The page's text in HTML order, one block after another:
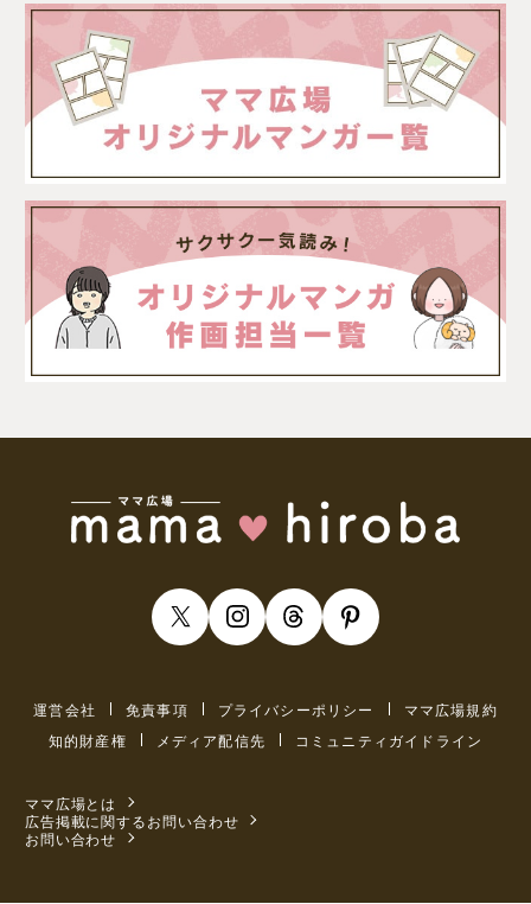
運営会社 免責事項 プライバシーポリシー
ママ広場規約
知的財産権
メディア配信先 コミュニティガイドライン
ママ広場とは
広告掲載に関するお問い合わせ
お問い合わせ